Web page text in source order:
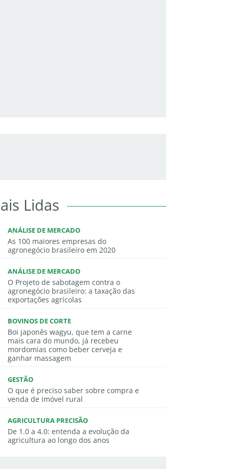
Lidas
ANÁLISE DE MERCADO
As 100 maiores empresas do
agronegócio brasileiro em 2020
ANÁLISE DE MERCADO
O Projeto de sabotagem contra o
agronegócio brasileiro: a taxação das
exportações agrícolas
BOVINOS DE CORTE
Boi japonês wagyu, que tem a carne
mais cara do mundo, já recebeu
mordomias como beber cerveja e
ganhar massagem
GESTÃO
O que é preciso saber sobre compra e
venda de imóvel rural
AGRICULTURA PRECISÃO
De 1.0 a 4.0: entenda a evolução da
agricultura ao longo dos anos